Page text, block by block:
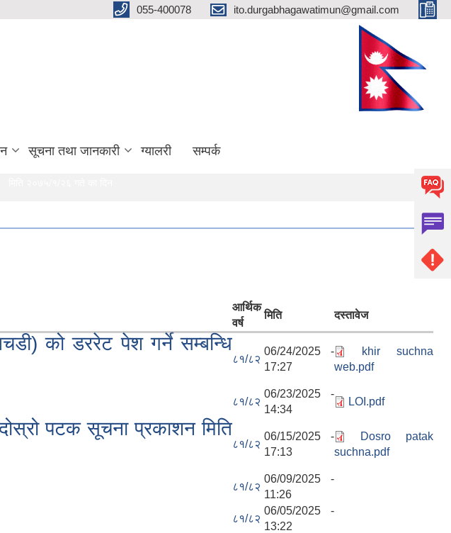
055-400078 ito.durgabhagawatimun@gmail.com
सूचना तथा जानकारी ग्यालरी सम्पर्क
२०७५/१/२६ गते का दिन दुर्गा भगवती गाउँ पालिका जिल्लाको प्रथम खुल्ला दिशा मुक्त गाउँ पालिका घोषणा हुन सफल भएकोमा सम्पूर्ण
आर्थिक
वर्ष
मिति दस्तावेज
को डररेट पेश गर्ने सम्बन्धि
८१/८२
06/24/2025 -
17:27
khir suchna
web.pdf
८१/८२
06/23/2025 -
14:34
LOI.pdf
पटक सूचना प्रकाशन मिति
८१/८२
06/15/2025 -
17:13
Dosro patak
suchna.pdf
८१/८२
06/09/2025 -
11:26
८१/८२
06/05/2025 -
13:22